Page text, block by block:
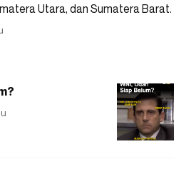
Utara, dan Sumatera Barat.